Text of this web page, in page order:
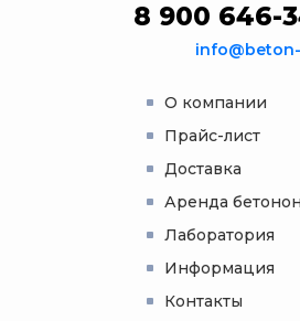
О компании
Прайс-лист
Доставка
Аренда
Лаборатория
Информация
Контакты
8 900 646-